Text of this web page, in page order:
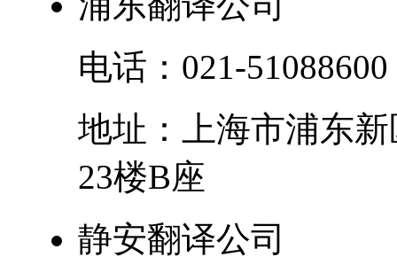
电话： 021-51088600
地址：
上海市浦东新
23楼B座
静安翻译公司